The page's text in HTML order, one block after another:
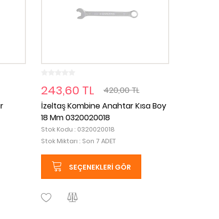
243,60 TL
420,00 TL
İzeltaş Kombine Anahtar Kısa Boy
18 Mm 0320020018
Stok Kodu : 0320020018
Stok Miktarı : Son 7 ADET
SEÇENEKLERI GÖR